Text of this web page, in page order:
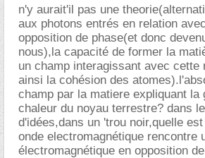
n'y aurait'il pas une
aux photons entrés en relation
opposition de phase(et donc
nous),la capacité de former la
un champ interagissant avec cette
ainsi la cohésion des
champ par la matiere expliquant la
chaleur du noyau terrestre? dans
d'idées,dans un 'trou noir,quelle
onde electromagnétique rencontre
électromagnétique en opposition